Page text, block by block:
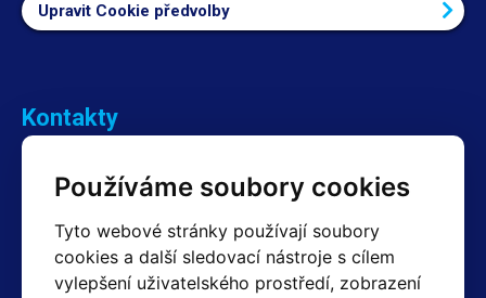
Používáme soubory cookies
Tyto webové stránky používají soubory
cookies a další sledovací nástroje s cílem
vylepšení uživatelského prostředí, zobrazení
Upravit Cookie předvolby
Kontakty
+420 603 357 606 +420 605 234 204
Fakturační a expediční oddělení
+420 605 259 759 (Po–Pá: 7:30 – 15:00)